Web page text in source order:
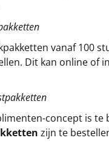
vanaf 100
Dit kan online of
-concept is te
zijn te